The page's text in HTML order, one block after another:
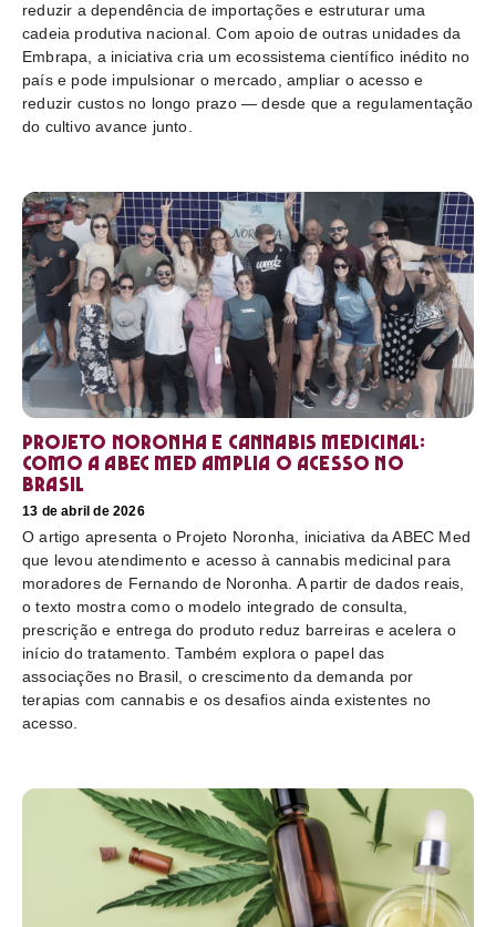
reduzir a dependência de importações e estruturar uma
cadeia produtiva nacional. Com apoio de outras unidades da
Embrapa, a iniciativa cria um ecossistema científico inédito no
país e pode impulsionar o mercado, ampliar o acesso e
reduzir custos no longo prazo — desde que a regulamentação
do cultivo avance junto.
Projeto Noronha e cannabis medicinal:
como a ABEC Med amplia o acesso no
Brasil
13 de abril de 2026
O artigo apresenta o Projeto Noronha, iniciativa da ABEC Med
que levou atendimento e acesso à cannabis medicinal para
moradores de Fernando de Noronha. A partir de dados reais,
o texto mostra como o modelo integrado de consulta,
prescrição e entrega do produto reduz barreiras e acelera o
início do tratamento. Também explora o papel das
associações no Brasil, o crescimento da demanda por
terapias com cannabis e os desafios ainda existentes no
acesso.